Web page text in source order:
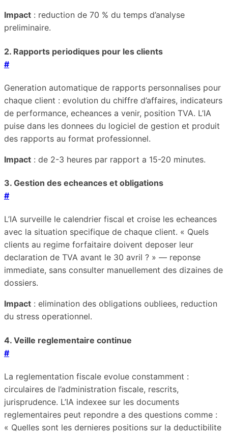
Impact : reduction de 70 % du temps d’analyse
preliminaire.
2. Rapports periodiques pour les clients
#
Generation automatique de rapports personnalises pour
chaque client : evolution du chiffre d’affaires, indicateurs
de performance, echeances a venir, position TVA. L’IA
puise dans les donnees du logiciel de gestion et produit
des rapports au format professionnel.
Impact : de 2-3 heures par rapport a 15-20 minutes.
3. Gestion des echeances et obligations
#
L’IA surveille le calendrier fiscal et croise les echeances
avec la situation specifique de chaque client. « Quels
clients au regime forfaitaire doivent deposer leur
declaration de TVA avant le 30 avril ? » — reponse
immediate, sans consulter manuellement des dizaines de
dossiers.
Impact : elimination des obligations oubliees, reduction
du stress operationnel.
4. Veille reglementaire continue
#
La reglementation fiscale evolue constamment :
circulaires de l’administration fiscale, rescrits,
jurisprudence. L’IA indexee sur les documents
reglementaires peut repondre a des questions comme :
« Quelles sont les dernieres positions sur la deductibilite